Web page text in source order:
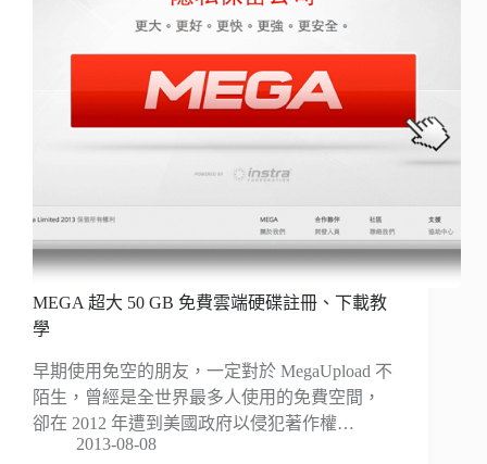
MEGA 超大 50 GB 免費雲端硬碟註冊、下載教
學
早期使用免空的朋友，一定對於 MegaUpload 不
陌生，曾經是全世界最多人使用的免費空間，
卻在 2012 年遭到美國政府以侵犯著作權…
2013-08-08